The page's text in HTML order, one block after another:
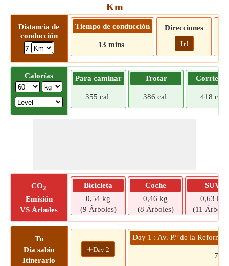
Km
Distancia de
conducción
7
Tiempo de conducción
13 mins
Direcciones
Ir!
Calorías Para caminar
355 cal
Trotar
386 cal 418 cal
CO2
Emisión
VS Árboles
Bicicleta
0,54 kg
(9 Árboles)
Coche
0,46 kg
(8 Árboles)
SUV
0,63 kg
(11
Tu
Día sabio
Itinerario
+Day 2
Day 1 : Av. P.º de la
7